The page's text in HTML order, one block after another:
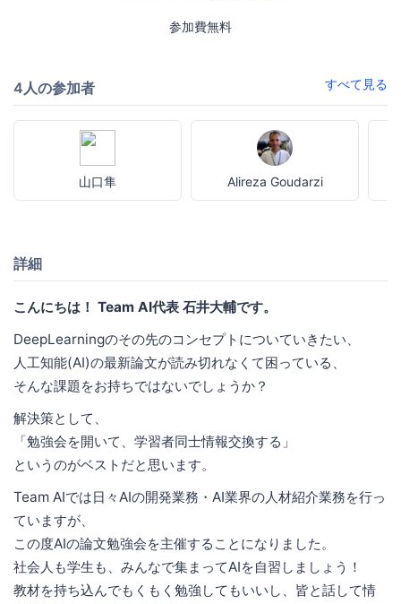
参加費無料
4人の参加者 すべて見る
山口隼 Alireza Goudarzi
詳細
こんにちは！ Team AI代表 石井大輔です。
DeepLearningのその先のコンセプトについていきたい、
人工知能(AI)の最新論文が読み切れなくて困っている、
そんな課題をお持ちではないでしょうか？
解決策として、
「勉強会を開いて、学習者同士情報交換する」
というのがベストだと思います。
Team AIでは日々AIの開発業務・AI業界の人材紹介業務を行っ
ていますが、
この度AIの論文勉強会を主催することになりました。
社会人も学生も、みんなで集まってAIを自習しましょう！
教材を持ち込んでもくもく勉強してもいいし、皆と話して情